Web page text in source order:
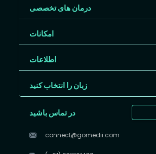
درمان های تخصصی
امکانات
اطلاعات
زبان را انتخاب کنید
در تماس باشید
connect@gomedii.com